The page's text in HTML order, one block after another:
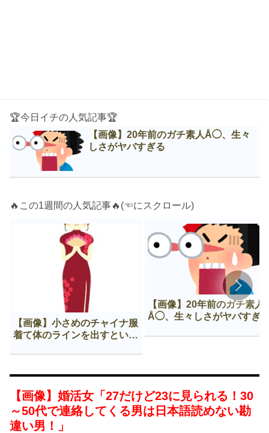
🏆今日イチの人気記事🏆
【画像】20年前のガチ素人Å◯、生々
しさがヤバすぎる
🔥この1週間の人気記事🔥(☜にスクロール)
【画像】小さめのチャイナ服
着て体のラインを出すという
【画像】20年前のガチ素人
Å◯、生々しさがヤバすぎ
【画像】婚活女「27だけど23に見られる！30
～50代で連絡してくる男は日本語読めない勘
違い男！」